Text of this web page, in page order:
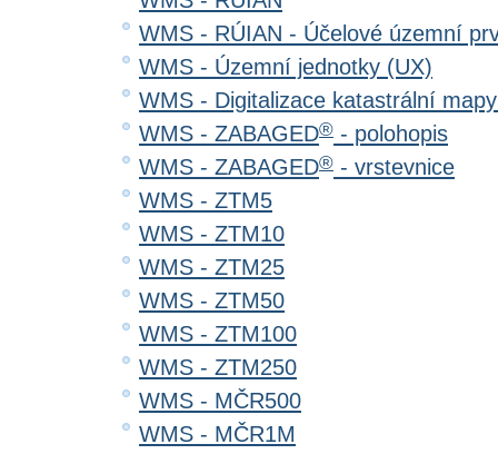
WMS - RÚIAN - Účelové územní
WMS - Územní jednotky (UX)
WMS - Digitalizace katastrální
WMS - ZABAGED® - polohopis
WMS - ZABAGED® - vrstevnice
WMS - ZTM5
WMS - ZTM10
WMS - ZTM25
WMS - ZTM50
WMS - ZTM100
WMS - ZTM250
WMS - MČR500
WMS - MČR1M